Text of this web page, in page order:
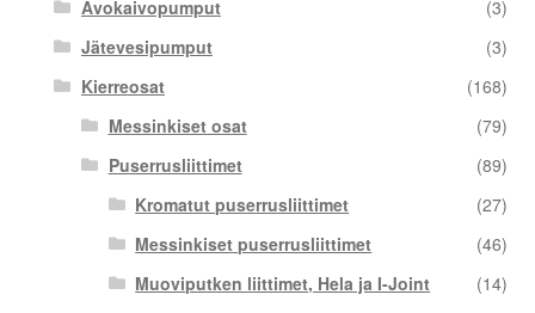
Avokaivopumput
(3)
Jätevesipumput
(3)
Kierreosat
(168)
Messinkiset osat
(79)
Puserrusliittimet
(89)
Kromatut puserrusliittimet
(27)
Messinkiset puserrusliittimet
(46)
Muoviputken liittimet, Hela ja I-Joint
(14)